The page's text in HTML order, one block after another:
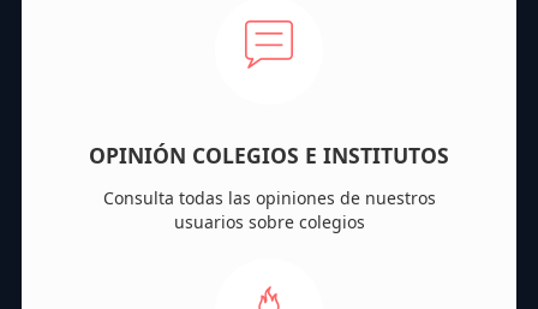
OPINIÓN COLEGIOS E INSTITUTOS
Consulta todas las opiniones de nuestros
usuarios sobre colegios